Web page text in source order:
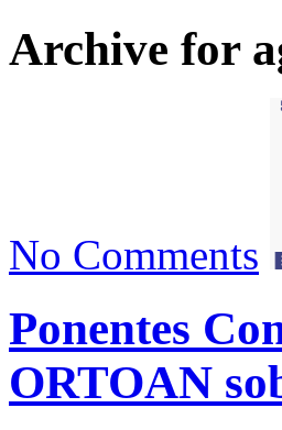
Archive for
No Comments
Ponentes
ORTOAN